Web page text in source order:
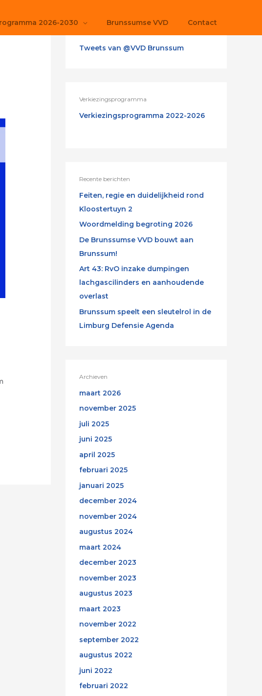
2026-2030 Brunssumse VVD Contact
Tweets van @VVD Brunssum
Verkiezingsprogramma
Verkiezingsprogramma 2022-2026
Recente berichten
Feiten, regie en duidelijkheid rond
Kloostertuyn 2
Woordmelding begroting 2026
De Brunssumse VVD bouwt aan
Brunssum!
Art 43: RvO inzake dumpingen
lachgascilinders en aanhoudende
overlast
Brunssum speelt een sleutelrol in de
Limburg Defensie Agenda
Archieven
maart 2026
november 2025
juli 2025
juni 2025
april 2025
februari 2025
januari 2025
december 2024
november 2024
augustus 2024
maart 2024
december 2023
november 2023
augustus 2023
maart 2023
november 2022
september 2022
augustus 2022
juni 2022
februari 2022